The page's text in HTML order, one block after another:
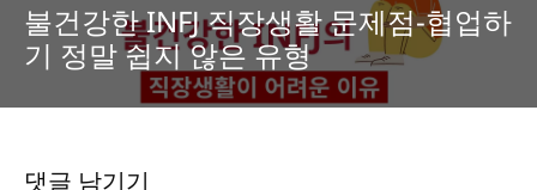
불건강한 INFJ 직장생활 문제점-협업하
기 정말 쉽지 않은 유형
댓글 남기기